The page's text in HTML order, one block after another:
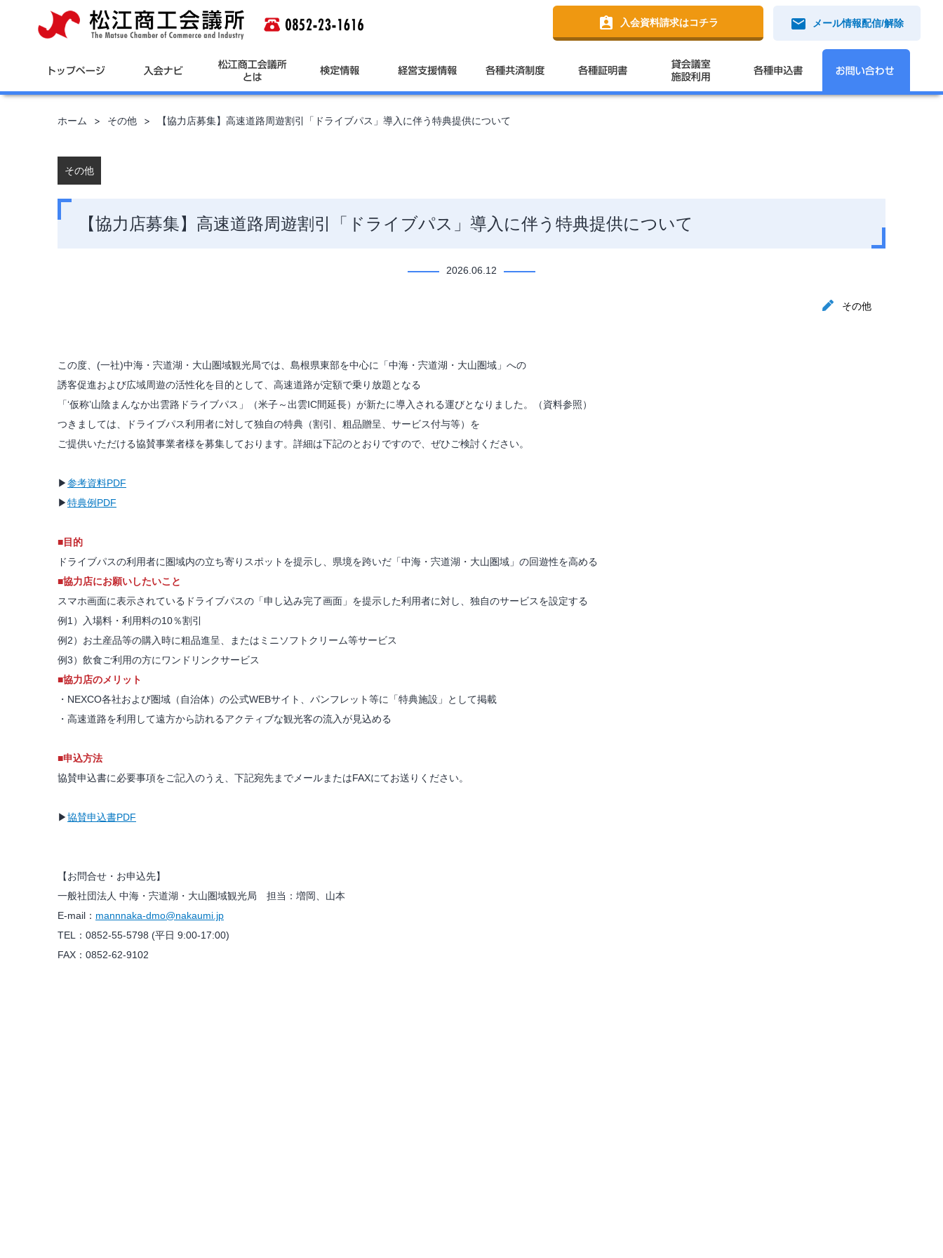
assignment_ind 入会資料請求はコチラ mail メール情報配信/解除
ホーム その他 【協力店募集】高速道路周遊割引「ドライブパス」導入に伴う特典提供について
その他
【協力店募集】高速道路周遊割引「ドライブパス」導入に伴う特典提供について
2026.06.12
その他
この度、(一社)中海・宍道湖・大山圏域観光局では、島根県東部を中心に「中海・宍道湖・大山圏域」への
誘客促進および広域周遊の活性化を目的として、高速道路が定額で乗り放題となる
「‘仮称’山陰まんなか出雲路ドライブパス」（米子～出雲IC間延長）が新たに導入される運びとなりました。（資料参照）
つきましては、ドライブパス利用者に対して独自の特典（割引、粗品贈呈、サービス付与等）を
ご提供いただける協賛事業者様を募集しております。詳細は下記のとおりですので、ぜひご検討ください。
▶参考資料PDF
▶特典例PDF
■目的
ドライブパスの利用者に圏域内の立ち寄りスポットを提示し、県境を跨いだ「中海・宍道湖・大山圏域」の回遊性を高める
■協力店にお願いしたいこと
スマホ画面に表示されているドライブパスの「申し込み完了画面」を提示した利用者に対し、独自のサービスを設定する
例1）入場料・利用料の10％割引
例2）お土産品等の購入時に粗品進呈、またはミニソフトクリーム等サービス
例3）飲食ご利用の方にワンドリンクサービス
■協力店のメリット
・NEXCO各社および圏域（自治体）の公式WEBサイト、パンフレット等に「特典施設」として掲載
・高速道路を利用して遠方から訪れるアクティブな観光客の流入が見込める
■申込方法
協賛申込書に必要事項をご記入のうえ、下記宛先までメールまたはFAXにてお送りください。
▶協賛申込書PDF
【お問合せ・お申込先】
一般社団法人 中海・宍道湖・大山圏域観光局 担当：増岡、山本
E-mail： mannnaka-dmo@nakaumi.jp
TEL：0852-55-5798 (平日 9:00-17:00)
FAX：0852-62-9102